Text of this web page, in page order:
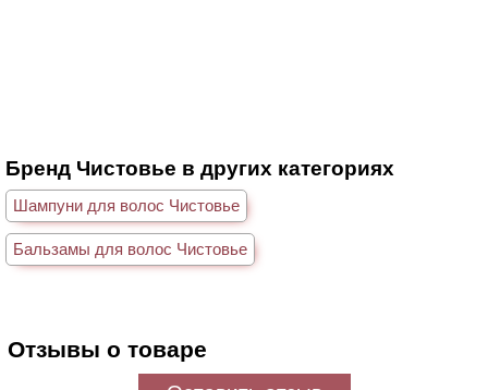
Бренд Чистовье в других категориях
Шампуни для волос Чистовье
Бальзамы для волос Чистовье
Отзывы о товаре